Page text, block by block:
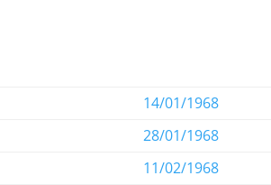
14/01/1968
28/01/1968
11/02/1968